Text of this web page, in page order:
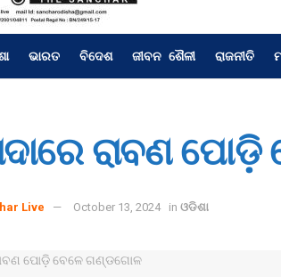
ଭାରତ ବିଦେଶ ଜୀବନ ଶୈଳୀ ରାଜନୀତି
ରାବଣ
Live October 13, 2024 in ଓଡିଶା